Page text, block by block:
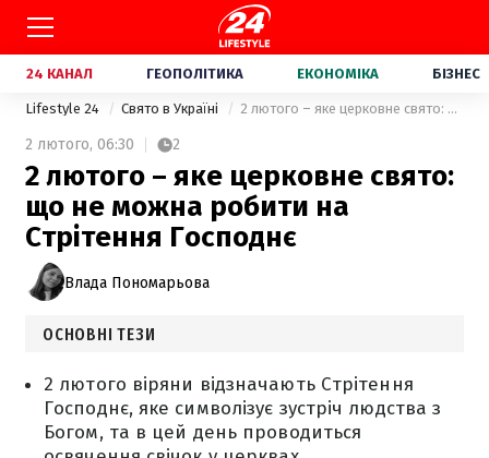
24 КАНАЛ ГЕОПОЛІТИКА ЕКОНОМІКА БІЗНЕС
Lifestyle 24 Свято в Україні 2 лютого – яке церковне свято: що не можна робити на Стрітення Господнє
2 лютого, 06:30 2
2 лютого – яке церковне свято:
що не можна робити на
Стрітення Господнє
Влада Пономарьова
ОСНОВНІ ТЕЗИ
2 лютого віряни відзначають Стрітення
Господнє, яке символізує зустріч людства з
Богом, та в цей день проводиться